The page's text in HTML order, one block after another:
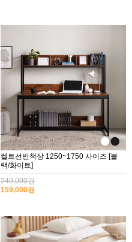
켈트선반책상 1250~1750 사이즈 [블
랙/화이트]
249,000원
159,000원